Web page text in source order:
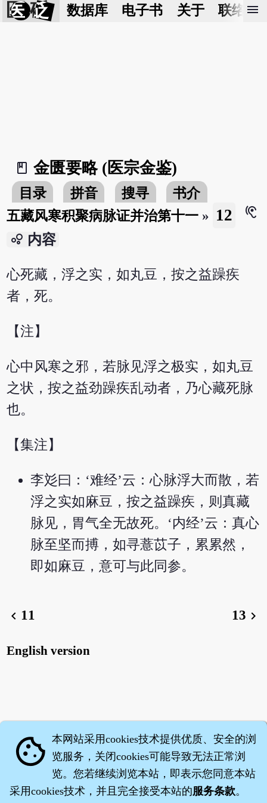
医 砭 数据库 电子书 关于 联络我
menu
book_2
金匮要略 (医宗金鉴)
目录 拼音 搜寻
书介
五藏风寒积聚病脉证并治第十一 » 12
hearing
bubble_chart 内容
心死藏，浮之实，如丸豆，按之益躁疾
者，死。
【注】
心中风寒之邪，若脉见浮之极实，如丸豆
之状，按之益劲躁疾乱动者，乃心藏死脉
也。
【集注】
李彣曰：‘难经’云：心脉浮大而散，若
浮之实如麻豆，按之益躁疾，则真藏
脉见，胃气全无故死。‘内经’云：真心
脉至坚而搏，如寻薏苡子，累累然，
即如麻豆，意可与此同参。
chevron_left 11 13 chevron_right
English version
cookie 本网站采用cookies技术提供优质、安全的浏
览服务，关闭cookies可能导致无法正常浏
览。您若继续浏览本站，即表示您同意本站
采用cookies技术，并且完全接受本站的服务条款。